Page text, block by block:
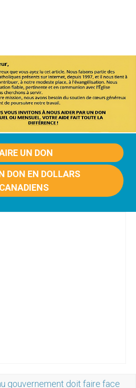
UN DON
DON EN DOLLARS
CANADIENS
gouvernement doit faire face